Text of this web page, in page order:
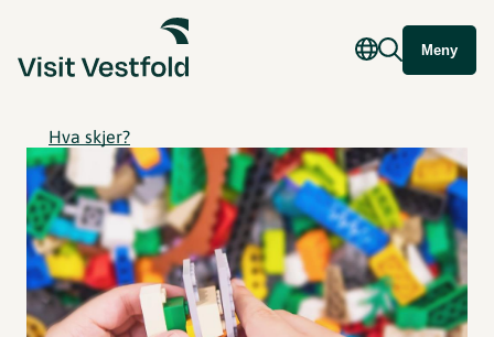
Meny
Hva skjer?